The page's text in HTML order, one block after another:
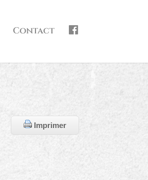
Contact
Imprimer